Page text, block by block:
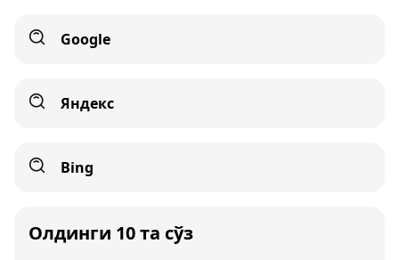
Google
Яндекс
Bing
Олдинги 10 та сўз